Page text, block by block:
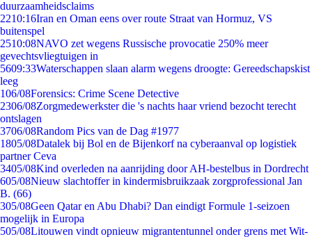
duurzaamheidsclaims
2210:16Iran en Oman eens over route Straat van Hormuz, VS
buitenspel
2510:08NAVO zet wegens Russische provocatie 250% meer
gevechtsvliegtuigen in
5609:33Waterschappen slaan alarm wegens droogte: Gereedschapskist
leeg
106/08Forensics: Crime Scene Detective
2306/08Zorgmedewerkster die 's nachts haar vriend bezocht terecht
ontslagen
3706/08Random Pics van de Dag #1977
1805/08Datalek bij Bol en de Bijenkorf na cyberaanval op logistiek
partner Ceva
3405/08Kind overleden na aanrijding door AH-bestelbus in Dordrecht
605/08Nieuw slachtoffer in kindermisbruikzaak zorgprofessional Jan
B. (66)
305/08Geen Qatar en Abu Dhabi? Dan eindigt Formule 1-seizoen
mogelijk in Europa
505/08Litouwen vindt opnieuw migrantentunnel onder grens met Wit-